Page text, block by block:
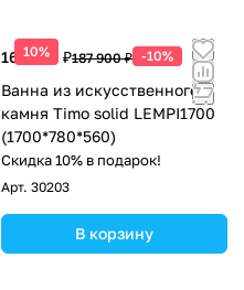
10%
169 110 ₽187 900 ₽ -10%
Ванна из искусственного
камня Timo solid LEMPI1700
(1700*780*560)
Скидка 10% в подарок!
Арт. 30203
В корзину